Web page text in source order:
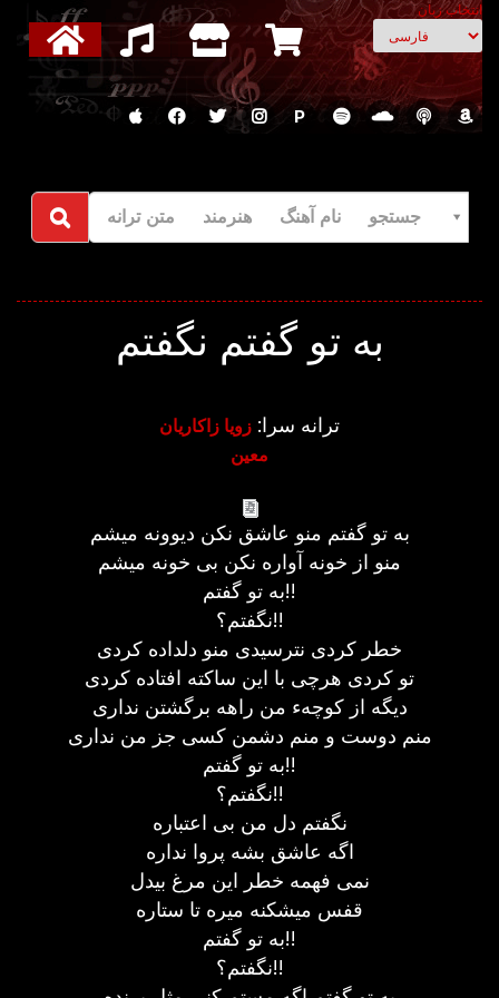
انتخاب زبان
P
جستجو نام آهنگ هنرمند متن ترانه
به تو گفتم نگفتم
ترانه سرا: زویا زاکاریان
معین
به تو گفتم منو عاشق نکن دیوونه میشم
منو از خونه آواره نکن بی خونه میشم
به تو گفتم!!
نگفتم؟!!
خطر کردی نترسیدی منو دلداده کردی
تو کردی هرچی با این ساکته افتاده کردی
دیگه از کوچهء من راهه برگشتن نداری
منم دوست و منم دشمن کسی جز من نداری
به تو گفتم!!
نگفتم؟!!
نگفتم دل من بی اعتباره
اگه عاشق بشه پروا نداره
نمی فهمه خطر این مرغ بیدل
قفس میشکنه میره تا ستاره
به تو گفتم!!
نگفتم؟!!